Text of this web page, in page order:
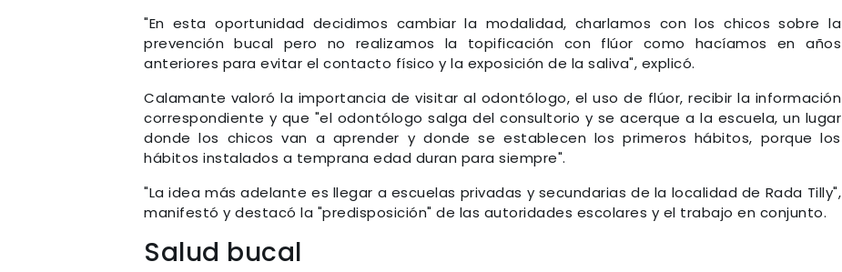
"En esta oportunidad decidimos cambiar la modalidad, charlamos con los chicos sobre la
prevención bucal pero no realizamos la topificación con flúor como hacíamos en años
anteriores para evitar el contacto físico y la exposición de la saliva", explicó.
Calamante valoró la importancia de visitar al odontólogo, el uso de flúor, recibir la información
correspondiente y que "el odontólogo salga del consultorio y se acerque a la escuela, un lugar
donde los chicos van a aprender y donde se establecen los primeros hábitos, porque los
hábitos instalados a temprana edad duran para siempre".
"La idea más adelante es llegar a escuelas privadas y secundarias de la localidad de Rada Tilly",
manifestó y destacó la "predisposición" de las autoridades escolares y el trabajo en conjunto.
Salud bucal